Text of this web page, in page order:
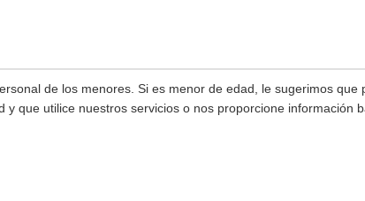
de los menores. Si es menor de edad, le sugerimos que
que utilice nuestros servicios o nos proporcione información